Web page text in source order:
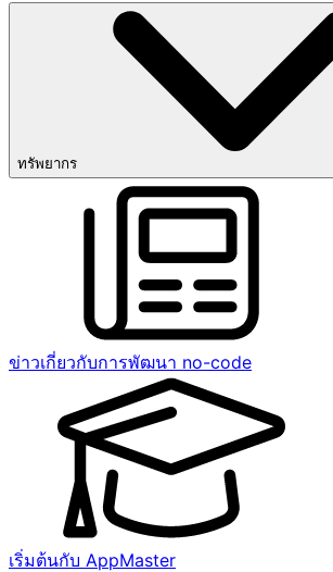
ทรัพยากร
ข่าวเกี่ยวกับการพัฒนา no-code
เริ่มต้นกับ AppMaster